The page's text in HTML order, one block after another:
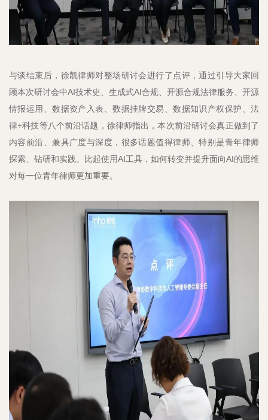
与谈结束后，徐凯律师对整场研讨会进行了点评，通过引导大家回
顾本次研讨会中AI技术史、生成式AI合规、开源合规法律服务、开源
情报运用、数据资产入表、数据挂牌交易、数据知识产权保护、法
律+科技等八个前沿话题，徐律师指出，本次前沿研讨会真正做到了
内容前沿、兼具广度与深度，很多话题值得律师、特别是青年律师
探索、钻研和实践。比起使用AI工具，如何转变并提升面向AI的思维
对每一位青年律师更加重要。